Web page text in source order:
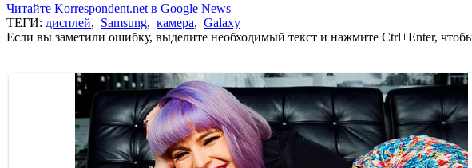
Читайте Korrespondent.net в Google News
ТЕГИ: дисплей, Samsung, камера, Galaxy
Если вы заметили ошибку, выделите необходимый текст и нажмите Ctrl+Enter,